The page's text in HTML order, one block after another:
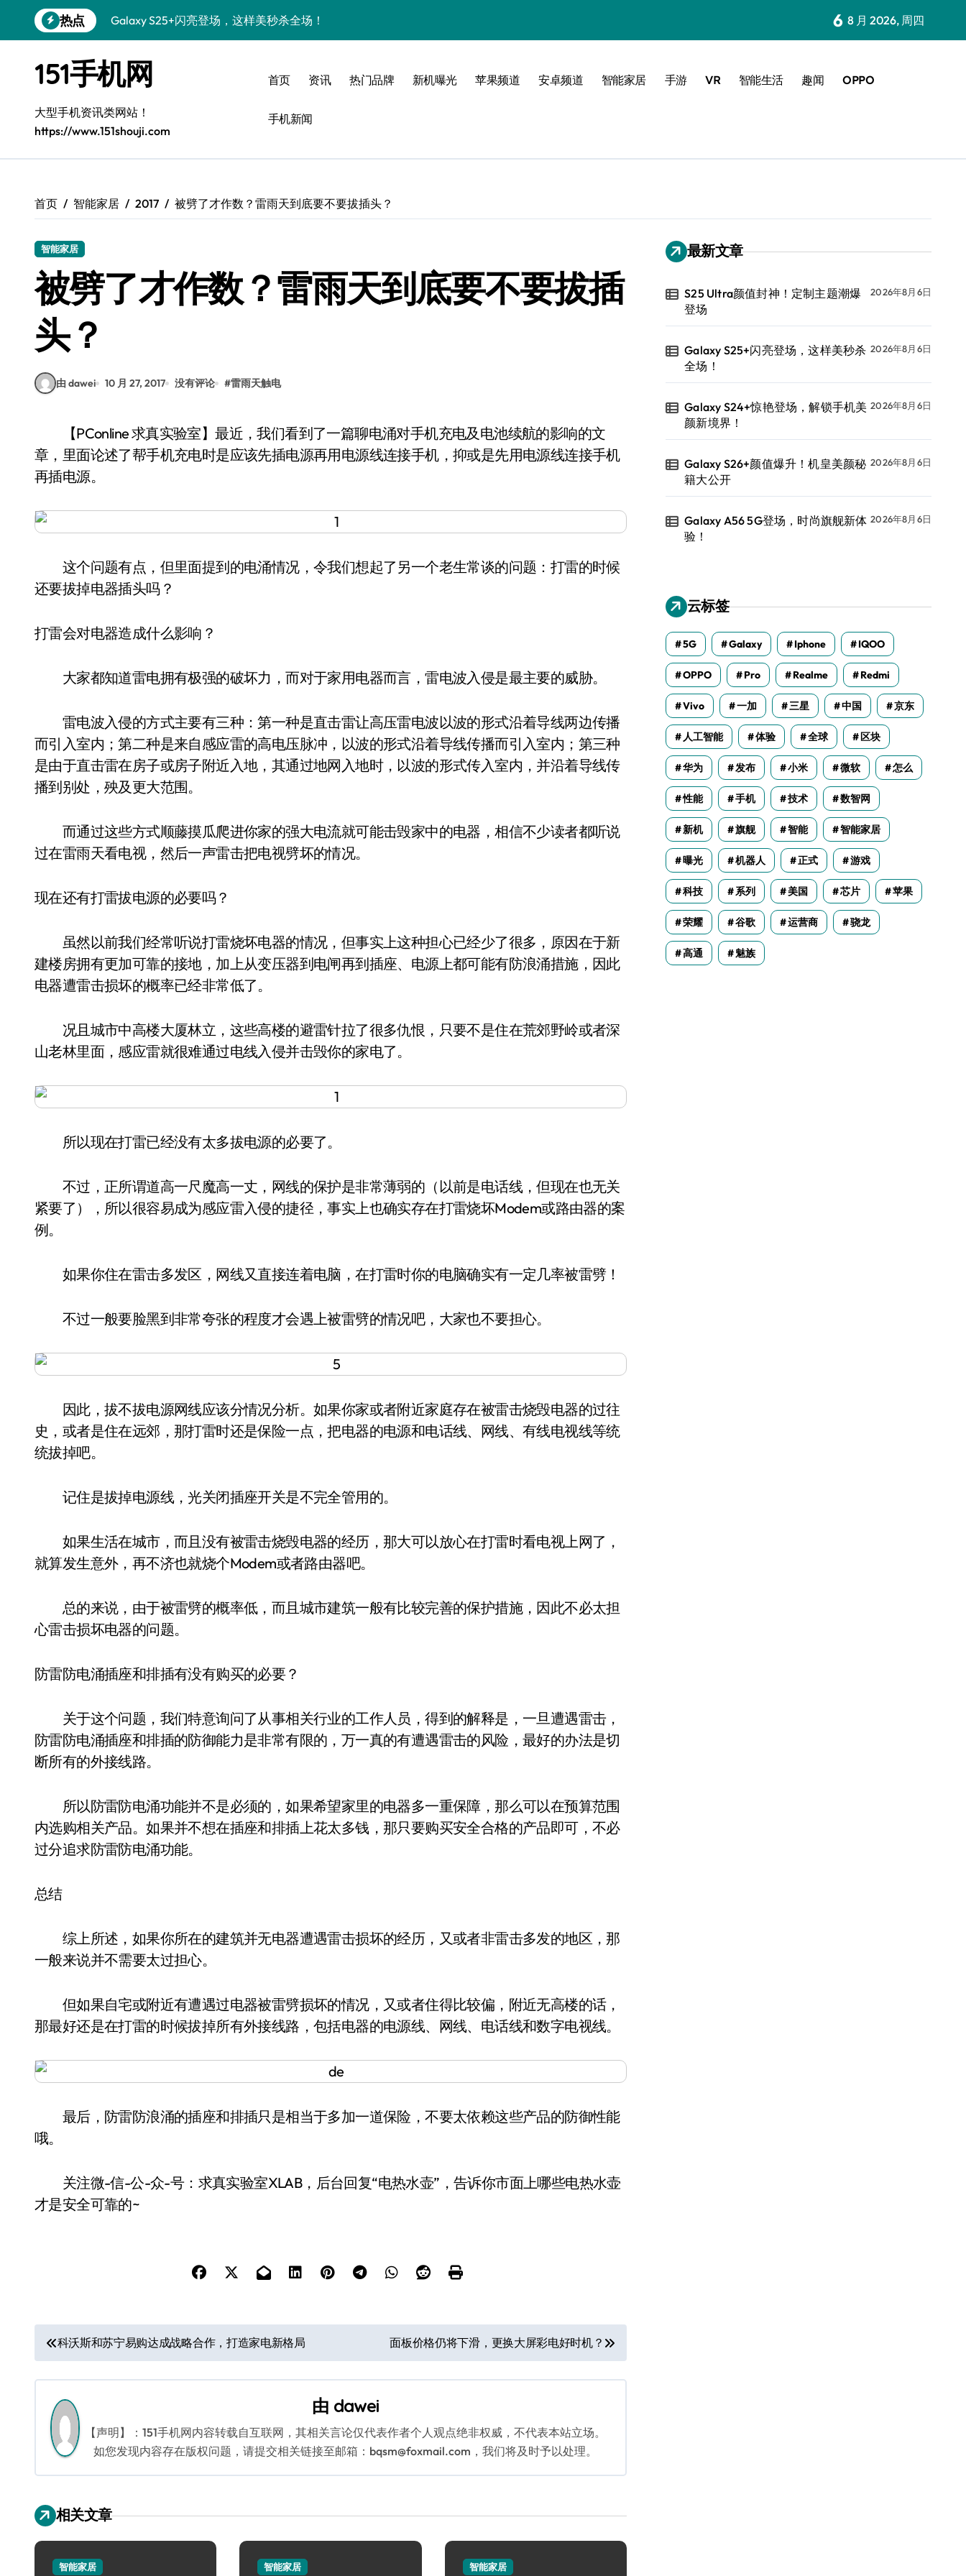
到
热点
Galaxy S25+闪亮登场，这样美秒杀全场！
Galaxy S26+颜值爆升！机皇美颜秘籍大公开
Galaxy A56 5G登场，时尚旗舰新体验！
三星Galaxy S26发布：个性美化全攻略
Galaxy S25美颜密码：秒变个性酷机！
Galaxy C55 5G登场，演绎三星美学新巅峰！
S25 Ultra颜值封神！定制主题潮爆登场
6 8 月 2026, 周四
151手机网
大型手机资讯类网站！
https://www.151shouji.com
首页 资讯 热门品牌 新机曝光 苹果频道 安卓频道 智能家居 手游 VR 智能生活 趣闻 OPPO
手机新闻
首页 智能家居 2017 被劈了才作数？雷雨天到底要不要拔插头？
智能家居
被劈了才作数？雷雨天到底要不要拔插
头？
由 dawei 10 月 27, 2017 没有评论 #雷雨天触电
【PConline 求真实验室】最近，我们看到了一篇聊电涌对手机充电及电池续航的影响的文
章，里面论述了帮手机充电时是应该先插电源再用电源线连接手机，抑或是先用电源线连接手机
再插电源。
这个问题有点，但里面提到的电涌情况，令我们想起了另一个老生常谈的问题：打雷的时候
还要拔掉电器插头吗？
打雷会对电器造成什么影响？
大家都知道雷电拥有极强的破坏力，而对于家用电器而言，雷电波入侵是最主要的威胁。
雷电波入侵的方式主要有三种：第一种是直击雷让高压雷电波以波的形式沿着导线两边传播
而引入室内；第二种是来自感应雷的高电压脉冲，以波的形式沿着导线传播而引入室内；第三种
是由于直击雷在房子或房子附近入地，其通过地网入地时，以波的形式传入室内，并沿着导线传
播到别处，殃及更大范围。
而通过这些方式顺藤摸瓜爬进你家的强大电流就可能击毁家中的电器，相信不少读者都听说
过在雷雨天看电视，然后一声雷击把电视劈坏的情况。
现在还有打雷拔电源的必要吗？
虽然以前我们经常听说打雷烧坏电器的情况，但事实上这种担心已经少了很多，原因在于新
建楼房拥有更加可靠的接地，加上从变压器到电闸再到插座、电源上都可能有防浪涌措施，因此
电器遭雷击损坏的概率已经非常低了。
况且城市中高楼大厦林立，这些高楼的避雷针拉了很多仇恨，只要不是住在荒郊野岭或者深
山老林里面，感应雷就很难通过电线入侵并击毁你的家电了。
所以现在打雷已经没有太多拔电源的必要了。
不过，正所谓道高一尺魔高一丈，网线的保护是非常薄弱的（以前是电话线，但现在也无关
紧要了），所以很容易成为感应雷入侵的捷径，事实上也确实存在打雷烧坏Modem或路由器的案
例。
如果你住在雷击多发区，网线又直接连着电脑，在打雷时你的电脑确实有一定几率被雷劈！
不过一般要脸黑到非常夸张的程度才会遇上被雷劈的情况吧，大家也不要担心。
因此，拔不拔电源网线应该分情况分析。如果你家或者附近家庭存在被雷击烧毁电器的过往
史，或者是住在远郊，那打雷时还是保险一点，把电器的电源和电话线、网线、有线电视线等统
统拔掉吧。
记住是拔掉电源线，光关闭插座开关是不完全管用的。
如果生活在城市，而且没有被雷击烧毁电器的经历，那大可以放心在打雷时看电视上网了，
就算发生意外，再不济也就烧个Modem或者路由器吧。
总的来说，由于被雷劈的概率低，而且城市建筑一般有比较完善的保护措施，因此不必太担
心雷击损坏电器的问题。
防雷防电涌插座和排插有没有购买的必要？
关于这个问题，我们特意询问了从事相关行业的工作人员，得到的解释是，一旦遭遇雷击，
防雷防电涌插座和排插的防御能力是非常有限的，万一真的有遭遇雷击的风险，最好的办法是切
断所有的外接线路。
所以防雷防电涌功能并不是必须的，如果希望家里的电器多一重保障，那么可以在预算范围
内选购相关产品。如果并不想在插座和排插上花太多钱，那只要购买安全合格的产品即可，不必
过分追求防雷防电涌功能。
总结
综上所述，如果你所在的建筑并无电器遭遇雷击损坏的经历，又或者非雷击多发的地区，那
一般来说并不需要太过担心。
但如果自宅或附近有遭遇过电器被雷劈损坏的情况，又或者住得比较偏，附近无高楼的话，
那最好还是在打雷的时候拔掉所有外接线路，包括电器的电源线、网线、电话线和数字电视线。
最后，防雷防浪涌的插座和排插只是相当于多加一道保险，不要太依赖这些产品的防御性能
哦。
关注微-信-公-众-号：求真实验室XLAB，后台回复“电热水壶”，告诉你市面上哪些电热水壶
才是安全可靠的~
文
章
导
航
科沃斯和苏宁易购达成战略合作，打造家电新格局 面板价格仍将下滑，更换大屏彩电好时机？
由 dawei
【声明】：151手机网内容转载自互联网，其相关言论仅代表作者个人观点绝非权威，不代表本站立场。
如您发现内容存在版权问题，请提交相关链接至邮箱：bqsm@foxmail.com，我们将及时予以处理。
相关文章
智能家居 智能家居 智能家居
最新文章
S25 Ultra颜值封神！定制主题潮爆
登场
2026年8月6日
Galaxy S25+闪亮登场，这样美秒杀
全场！
2026年8月6日
Galaxy S24+惊艳登场，解锁手机美
颜新境界！
2026年8月6日
Galaxy S26+颜值爆升！机皇美颜秘
籍大公开
2026年8月6日
Galaxy A56 5G登场，时尚旗舰新体
验！
2026年8月6日
云标签
5G Galaxy Iphone IQOO
OPPO Pro Realme Redmi
Vivo 一加 三星 中国 京东
人工智能 体验 全球 区块
华为 发布 小米 微软 怎么
性能 手机 技术 数智网
新机 旗舰 智能 智能家居
曝光 机器人 正式 游戏
科技 系列 美国 芯片 苹果
荣耀 谷歌 运营商 骁龙
高通 魅族